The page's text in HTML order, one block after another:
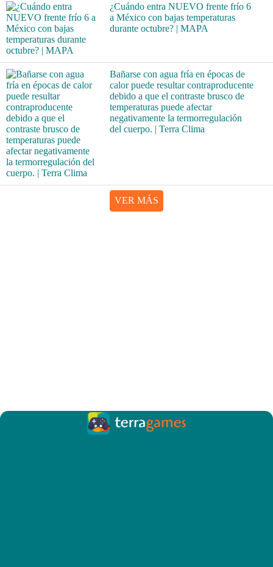
¿Cuándo entra NUEVO frente frío 6
a México con bajas temperaturas
durante octubre? | MAPA
Bañarse con agua fría en épocas de
calor puede resultar contraproducente
debido a que el contraste brusco de
temperaturas puede afectar
negativamente la termorregulación
del cuerpo. | Terra Clima
VER MÁS